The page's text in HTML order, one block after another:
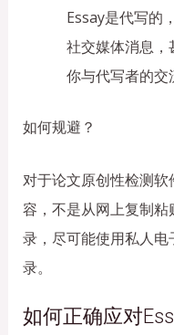
Essay是代写的
社交媒体消息
你与代写者的交
如何规避？
对于论文原创性检测
容，不是从网上复制
录，尽可能使用私人
录。
如何正确应对